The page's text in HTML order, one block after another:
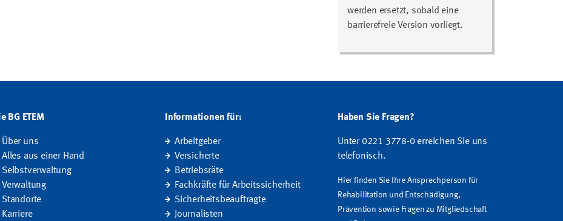
werden ersetzt, sobald eine
barrierefreie Version vorliegt.
BG ETEM
Über uns
Alles aus einer Hand
Selbstverwaltung
Verwaltung
Standorte
Karriere
Informationen für:
Arbeitgeber
Versicherte
Betriebsräte
Fachkräfte für Arbeitssicherheit
Sicherheitsbeauftragte
Journalisten
Haben Sie Fragen?
Unter 0221 3778-0 erreichen Sie uns
telefonisch.
Hier finden Sie Ihre Ansprechperson für
Rehabilitation und Entschädigung,
Prävention sowie Fragen zu Mitgliedschaft